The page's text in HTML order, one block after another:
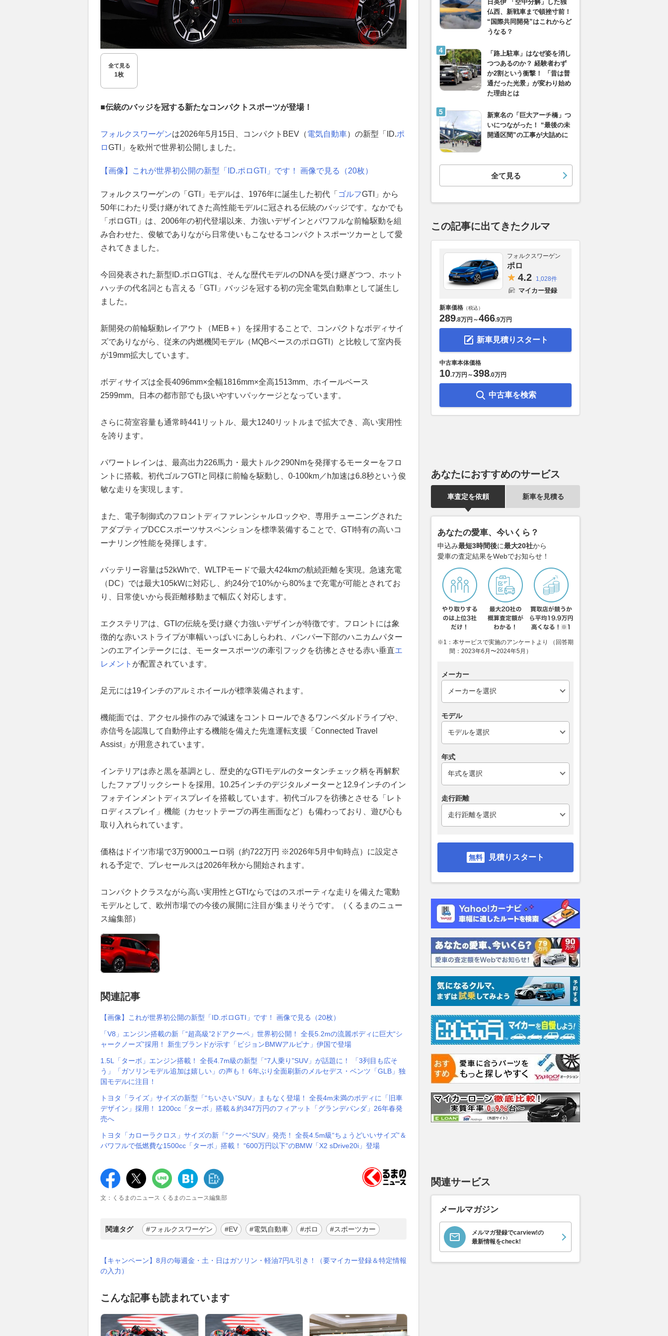
全て見る
1枚
■伝統のバッジを冠する新たなコンパクトスポーツが登場！
フォルクスワーゲンは2026年5月15日、コンパクトBEV（電気自動車）の新型「ID.ポ
ロGTI」を欧州で世界初公開しました。
【画像】これが世界初公開の新型「ID.ポロGTI」です！ 画像で見る（20枚）
フォルクスワーゲンの「GTI」モデルは、1976年に誕生した初代「 ゴルフGTI」から
50年にわたり受け継がれてきた高性能モデルに冠される伝統のバッジです。なかでも
「ポロGTI」は、2006年の初代登場以来、力強いデザインとパワフルな前輪駆動を組
み合わせた、俊敏でありながら日常使いもこなせるコンパクトスポーツカーとして愛
されてきました。
今回発表された新型ID.ポロGTIは、そんな歴代モデルのDNAを受け継ぎつつ、ホット
ハッチの代名詞とも言える「GTI」バッジを冠する初の完全電気自動車として誕生し
ました。
新開発の前輪駆動レイアウト（MEB＋）を採用することで、コンパクトなボディサイ
ズでありながら、従来の内燃機関モデル（MQBベースのポロGTI）と比較して室内長
が19mm拡大しています。
ボディサイズは全長4096mm×全幅1816mm×全高1513mm、ホイールベース
2599mm。日本の都市部でも扱いやすいパッケージとなっています。
さらに荷室容量も通常時441リットル、最大1240リットルまで拡大でき、高い実用性
を誇ります。
パワートレインは、最高出力226馬力・最大トルク290Nmを発揮するモーターをフロ
ントに搭載。初代ゴルフGTIと同様に前輪を駆動し、0-100km／h加速は6.8秒という俊
敏な走りを実現します。
また、電子制御式のフロントディファレンシャルロックや、専用チューニングされた
アダプティブDCCスポーツサスペンションを標準装備することで、GTI特有の高いコ
ーナリング性能を発揮します。
バッテリー容量は52kWhで、WLTPモードで最大424kmの航続距離を実現。急速充電
（DC）では最大105kWに対応し、約24分で10%から80%まで充電が可能とされてお
り、日常使いから長距離移動まで幅広く対応します。
エクステリアは、GTIの伝統を受け継ぐ力強いデザインが特徴です。フロントには象
徴的な赤いストライプが車幅いっぱいにあしらわれ、バンパー下部のハニカムパター
ンのエアインテークには、モータースポーツの牽引フックを彷彿とさせる赤い垂直エ
レメント が配置されています。
足元には19インチのアルミホイールが標準装備されます。
機能面では、アクセル操作のみで減速をコントロールできるワンペダルドライブや、
赤信号を認識して自動停止する機能を備えた先進運転支援「Connected Travel
Assist」が用意されています。
インテリアは赤と黒を基調とし、歴史的なGTIモデルのタータンチェック柄を再解釈
したファブリックシートを採用。10.25インチのデジタルメーターと12.9インチのイン
フォテインメントディスプレイを搭載しています。初代ゴルフを彷彿とさせる「レト
ロディスプレイ」機能（カセットテープの再生画面など）も備わっており、遊び心も
取り入れられています。
価格はドイツ市場で3万9000ユーロ弱（約722万円 ※2026年5月中旬時点）に設定さ
れる予定で、プレセールスは2026年秋から開始されます。
コンパクトクラスながら高い実用性とGTIならではのスポーティな走りを備えた電動
モデルとして、欧州市場での今後の展開に注目が集まりそうです。（くるまのニュー
ス編集部）
関連記事
【画像】これが世界初公開の新型「ID.ポロGTI」です！ 画像で見る（20枚）
「V8」エンジン搭載の新「“超高級”2ドアクーペ」世界初公開！ 全長5.2mの流麗ボディに巨大“シ
ャークノーズ”採用！ 新生ブランドが示す「ビジョンBMWアルピナ」伊国で登場
1.5L「ターボ」エンジン搭載！ 全長4.7m級の新型「“7人乗り”SUV」が話題に！ 「3列目も広そ
う」「ガソリンモデル追加は嬉しい」の声も！ 6年ぶり全面刷新のメルセデス・ベンツ「GLB」独
国モデルに注目！
トヨタ「ライズ」サイズの新型「“ちいさい”SUV」まもなく登場！ 全長4m未満のボディに「旧車
デザイン」採用！ 1200cc「ターボ」搭載＆約347万円のフィアット「グランデパンダ」26年春発
売へ
トヨタ「カローラクロス」サイズの新「“クーペ”SUV」発売！ 全長4.5m級“ちょうどいいサイズ”＆
パワフルで低燃費な1500cc「ターボ」搭載！ “600万円以下”のBMW「X2 sDrive20i」登場
文：くるまのニュース くるまのニュース編集部
関連タグ #フォルクスワーゲン #EV #電気自動車 #ポロ #スポーツカー
【キャンペーン】8月の毎週金・土・日はガソリン・軽油7円/L引き！（要マイカー登録＆特定情報
の入力）
こんな記事も読まれています
日英伊 「空中分解」した独
仏西、新戦車まで頓挫寸前！
“国際共同開発”はこれからど
うなる？
「路上駐車」はなぜ姿を消し
つつあるのか？ 経験者わず
か2割という衝撃！ 「昔は普
通だった光景」が変わり始め
た理由とは
新東名の「巨大アーチ橋」つ
いにつながった！ “最後の未
開通区間”の工事が大詰めに
全て見る
この記事に出てきたクルマ
フォルクスワーゲン
ポロ
4.2 1,028件
マイカー登録
新車価格 （税込）
289.8万円 ～466.9万円
新車見積りスタート
中古車本体価格
10.7万円 ～398.0万円
中古車を検索
あなたにおすすめのサービス
車査定を依頼 新車を見積る
あなたの愛車、今いくら？
申込み最短3時間後に最大20社から
愛車の査定結果をWebでお知らせ！
※1：本サービスで実施のアンケートより （回答期
間：2023年6月〜2024年5月）
メーカー
モデル
年式
走行距離
見積りスタート
関連サービス
メールマガジン
メルマガ登録でcarview!の
最新情報をcheck!